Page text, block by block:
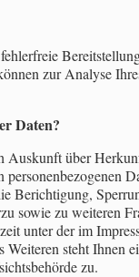
zur Analyse
Daten?
Auskunft über
Berichtigung,
sowie zu weiteren
unter der im
Weiteren steht Ihnen
zu.